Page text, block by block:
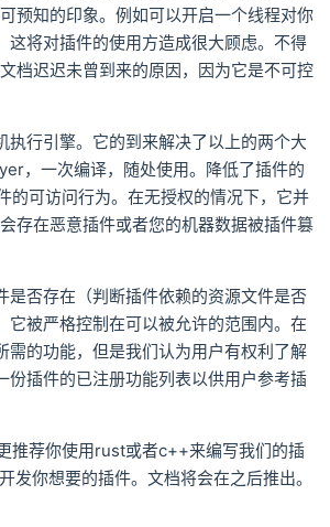
预知的印象。例如可以开启一个线程对你
将对插件的使用方造成很大顾虑。不得
档迟迟未曾到来的原因，因为它是不可控
行引擎。它的到来解决了以上的两个大
，一次编译，随处使用。降低了插件的
的可访问行为。在无授权的情况下，它并
存在恶意插件或者您的机器数据被插件篡
否存在（判断插件依赖的资源文件是否
被严格控制在可以被允许的范围内。在
的功能，但是我们认为用户有权利了解
插件的已注册功能列表以供用户参考插
推荐你使用rust或者c++来编写我们的插
你想要的插件。文档将会在之后推出。